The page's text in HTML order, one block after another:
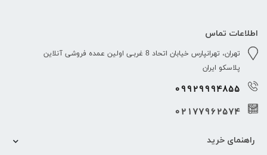
اطلاعات تماس
تهران، تهرانپارس خیابان اتحاد 8 غربـی اولین عمده فروشی آنلاین
پلاسکو ایران
09929994855
02177962574
راهنمای خرید